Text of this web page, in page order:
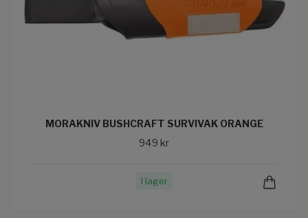
MORAKNIV BUSHCRAFT SURVIVAK ORANGE
949 kr
I lager